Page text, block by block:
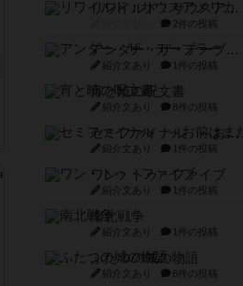
リワイルド：サウスアメリカ
2件の投稿
アンダー・ザ・テーブラー
紹介文あり 1件の投稿
宵と暁の呪文書
紹介文あり 8件の投稿
セミファイナル ～お前はまだ生きている～
紹介文あり 1件の投稿
ワン・トゥ・ファイブ
紹介文あり 1件の投稿
南北戦争
紹介文あり 1件の投稿
ふたつの城の物語
紹介文あり 6件の投稿